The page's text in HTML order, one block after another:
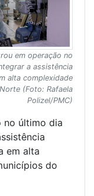
em operação no
a assistência
alta complexidade
(Foto: Rafaela
Polizel/PMC)
no último dia
em alta
do